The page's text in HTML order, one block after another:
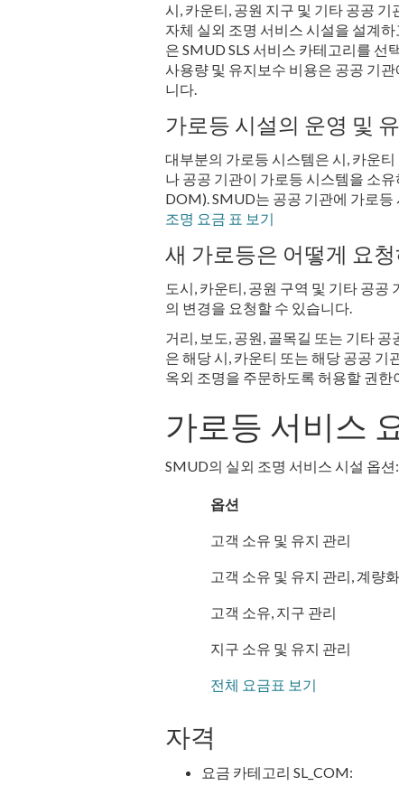
시, 카운티, 공원 지구 및 기타 공공
자체 실외 조명 서비스 시설을 설계
은 SMUD SLS 서비스 카테고리를 선
사용량 및 유지보수 비용은 공공 기
니다.
가로등 시설의 운영 및
대부분의 가로등 시스템은 시, 카운
나 공공 기관이 가로등 시스템을 소
DOM). SMUD는 공공 기관에 가로
조명 요금 표 보기
새 가로등은 어떻게 요
도시, 카운티, 공원 구역 및 기타 공공
의 변경을 요청할 수 있습니다.
거리, 보도, 공원, 골목길 또는 기타
은 해당 시, 카운티 또는 해당 공공
옥외 조명을 주문하도록 허용할 권한
가로등 서비스
SMUD의 실외 조명 서비스 시설 옵션:
옵션
고객 소유 및 유지 관리
고객 소유 및 유지 관리, 계량화
고객 소유, 지구 관리
지구 소유 및 유지 관리
전체 요금표 보기
자격
요금 카테고리 SL_COM: